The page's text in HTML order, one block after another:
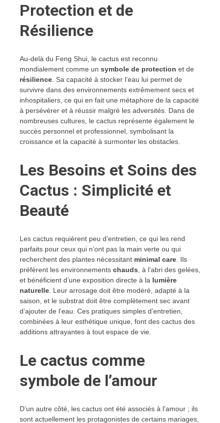
Protection et de
Résilience
Au-delà du Feng Shui, le cactus est reconnu
mondialement comme un symbole de protection et de
résilience . Sa capacité à stocker l’eau lui permet de
survivre dans des environnements extrêmement secs et
inhospitaliers, ce qui en fait une métaphore de la capacité
à persévérer et à réussir malgré les adversités. Dans de
nombreuses cultures, le cactus représente également le
succès personnel et professionnel, symbolisant la
croissance et la capacité à surmonter les obstacles.
Les Besoins et Soins des
Cactus : Simplicité et
Beauté
Les cactus requièrent peu d’entretien, ce qui les rend
parfaits pour ceux qui n’ont pas la main verte ou qui
recherchent des plantes nécessitant minimal care. Ils
préfèrent les environnements chauds, à l’abri des gelées,
et bénéficient d’une exposition directe à la lumière
naturelle. Leur arrosage doit être modéré, adapté à la
saison, et le substrat doit être complètement sec avant
d’ajouter de l’eau. Ces pratiques simples d’entretien,
combinées à leur esthétique unique, font des cactus des
additions attrayantes à tout espace de vie.
Le cactus comme
symbole de l’amour
D’un autre côté, les cactus ont été associés à l’amour ; ils
sont actuellement les protagonistes de certains mariages,